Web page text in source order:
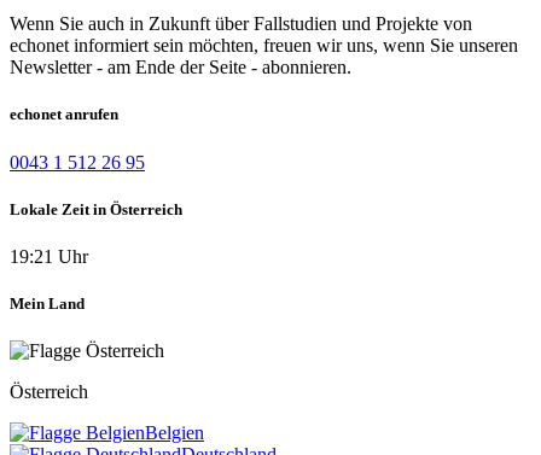
Wenn Sie auch in Zukunft über Fallstudien und Projekte von
echonet informiert sein möchten, freuen wir uns, wenn Sie unseren
Newsletter - am Ende der Seite - abonnieren.
echonet anrufen
0043 1 512 26 95
Lokale Zeit in Österreich
19:21 Uhr
Mein Land
Österreich
Belgien